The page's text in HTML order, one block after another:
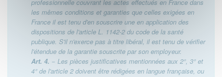
professionnelle couvrant les actes effectués en France dans
les mêmes conditions et garanties que celles exigées en
France il est tenu d'en souscrire une en application des
dispositions de l'article L. 1142-2 du code de la santé
publique. S'il n'exerce pas à titre libéral, il est tenu de vérifier
l'étendue de la garantie souscrite par son employeur.
Art. 4. − Les pièces justificatives mentionnées aux 2°, 3° et
4° de l'article 2 doivent être rédigées en langue française, ou